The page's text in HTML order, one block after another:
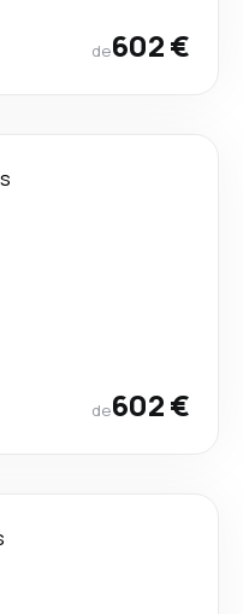
de602 €
de602 €